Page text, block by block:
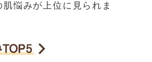
悩みが上位に見られま